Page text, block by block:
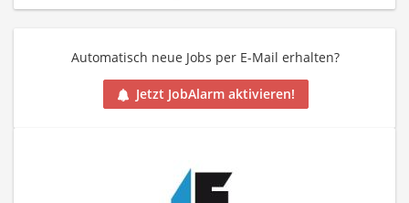
Automatisch neue Jobs per E-Mail erhalten?
Jetzt JobAlarm aktivieren!